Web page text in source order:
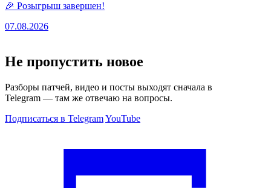
🎉 Розыгрыш завершен!
07.08.2026
Не пропустить новое
Разборы патчей, видео и посты выходят сначала в
Telegram — там же отвечаю на вопросы.
Подписаться в TelegramYouTube